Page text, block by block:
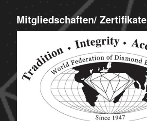
Mitgliedschaften/ Zertifikate